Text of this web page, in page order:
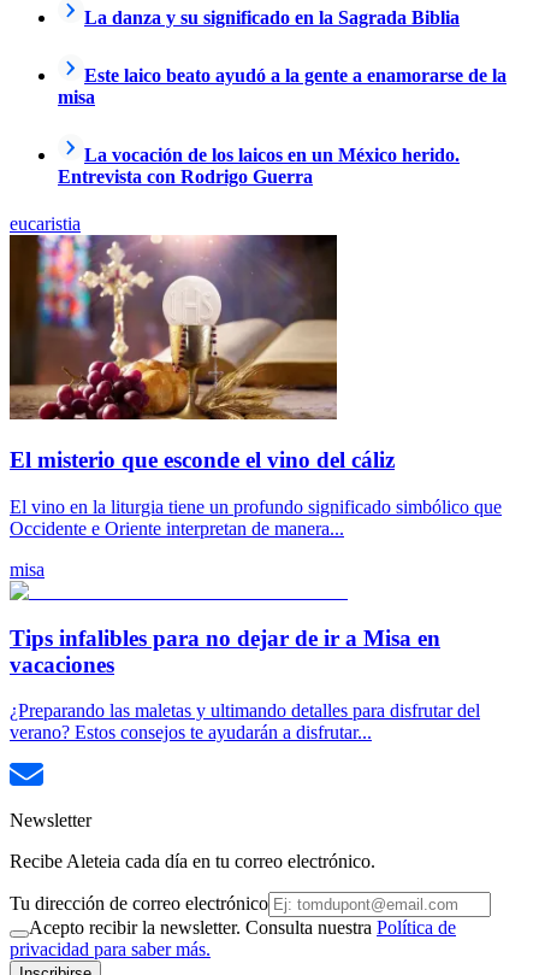
La danza y su significado en la Sagrada Biblia
Este laico beato ayudó a la gente a enamorarse de la
misa
La vocación de los laicos en un México herido.
Entrevista con Rodrigo Guerra
eucaristia
El misterio que esconde el vino del cáliz
El vino en la liturgia tiene un profundo significado simbólico que
Occidente e Oriente interpretan de manera...
misa
Tips infalibles para no dejar de ir a Misa en
vacaciones
¿Preparando las maletas y ultimando detalles para disfrutar del
verano? Estos consejos te ayudarán a disfrutar...
Newsletter
Recibe Aleteia cada día en tu correo electrónico.
Tu dirección de correo electrónico
Acepto recibir la newsletter. Consulta nuestra Política de
privacidad para saber más.